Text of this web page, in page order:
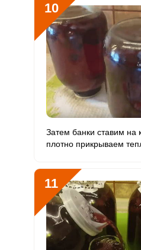
10
Затем банки ставим на
плотно прикрываем
11